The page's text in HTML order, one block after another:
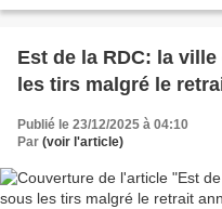
Est de la RDC: la
les tirs malgré le
Publié le 23/12/2025 à 04:10
Par (voir l'article)